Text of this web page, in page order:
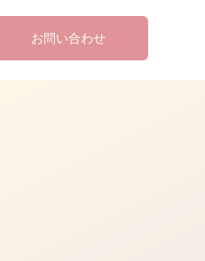
お問い合わせ